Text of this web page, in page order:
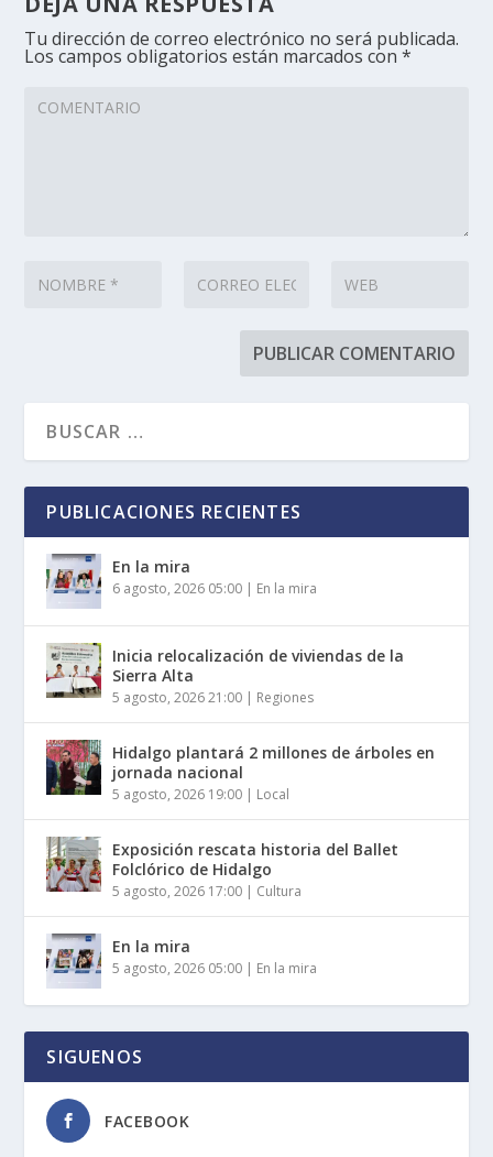
Tu dirección de correo electrónico no será publicada.
Los campos obligatorios están marcados con*
PUBLICACIONES RECIENTES
En la mira
6 agosto, 2026 05:00 En la mira
Inicia relocalización de viviendas de la
Sierra Alta
5 agosto, 2026 21:00 Regiones
Hidalgo plantará 2 millones de árboles en
jornada nacional
5 agosto, 2026 19:00 Local
Exposición rescata historia del Ballet
Folclórico de Hidalgo
5 agosto, 2026 17:00 Cultura
En la mira
5 agosto, 2026 05:00 En la mira
SIGUENOS
FACEBOOK